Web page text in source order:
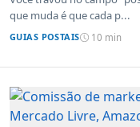
que muda é que cada p...
GUIAS POSTAIS 10 min